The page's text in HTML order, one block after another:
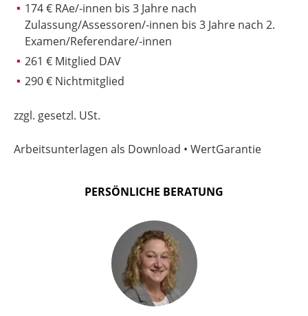
174 € RAe/-innen bis 3 Jahre nach
Zulassung/Assessoren/-innen bis 3 Jahre nach 2.
Examen/Referendare/-innen
261 € Mitglied DAV
290 € Nichtmitglied
zzgl. gesetzl. USt.
Arbeitsunterlagen als Download • WertGarantie
PERSÖNLICHE BERATUNG